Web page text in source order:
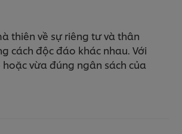
thiên về sự riêng tư và thân
cách độc đáo khác nhau. Với
vừa đúng ngân sách của